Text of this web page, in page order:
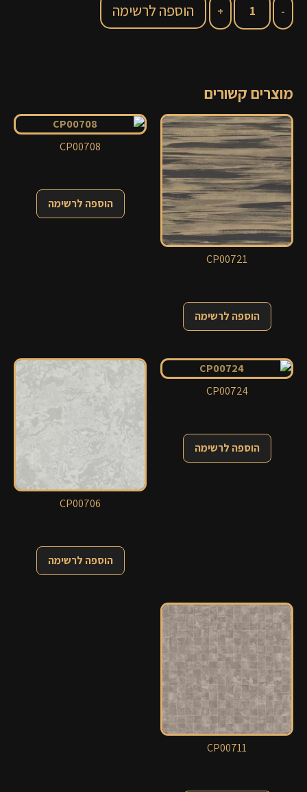
הוספה לרשימה
מוצרים קשורים
CP00721
הוספה לרשימה
CP00708
הוספה לרשימה
CP00724
הוספה לרשימה
CP00706
הוספה לרשימה
CP00711